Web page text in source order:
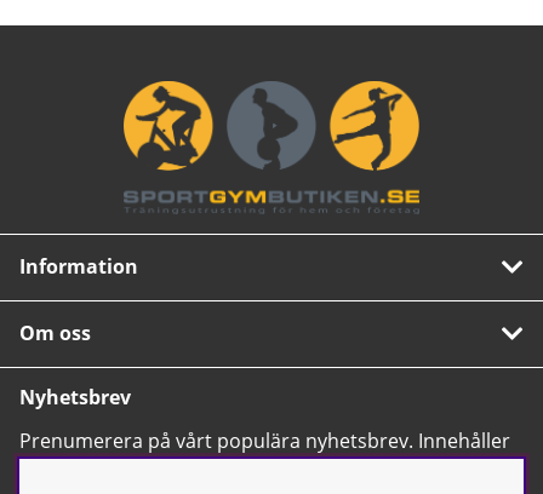
Information
Om oss
Nyhetsbrev
Prenumerera på vårt populära nyhetsbrev. Innehåller
tips, nyheter och våra allra bästa erbjudanden.